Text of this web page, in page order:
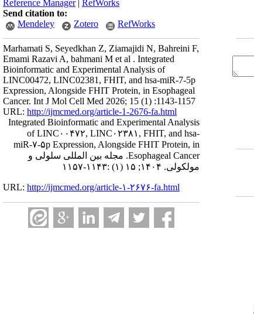
Reference Manager| RefWorks
Send citation to:
Mendeley
Zotero RefWorks
Marhamati S, Seyedkhan Z, Ziamajidi N, Bahreini F,
Emami Razavi A, bahmani M et al . Integrated
Bioinformatic and Experimental Analysis of
LINC00472, LINC02381, FHIT, and hsa-miR-7-5p
Expression, Alongside FHIT Protein, in Esophageal
Cancer. Int J Mol Cell Med 2026; 15 (1) :1143-1157
URL: http://ijmcmed.org/article-1-2676-fa.html
Integrated Bioinformatic and Experimental Analysis
of LINC۰۰۴۷۲, LINC۰۲۳۸۱, FHIT, and hsa-
miR-۷-۵p Expression, Alongside FHIT Protein, in
Esophageal Cancer. مجله بین المللی سلولی و
مولکولی. ۱۴۰۴; ۱۵ (۱) :۱۱۴۳-۱۱۵۷
URL: http://ijmcmed.org/article-۱-۲۶۷۶-fa.html